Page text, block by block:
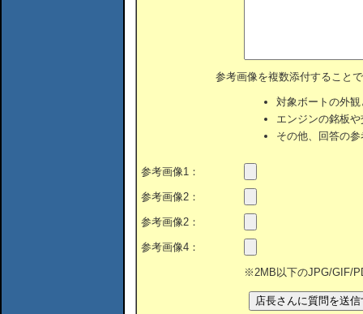
参考画像を複数添付すること
対象ボートの外
エンジンの銘板
その他、回答の
参考画像1：
参考画像2：
参考画像2：
参考画像4：
※2MB以下のJPG/GIF/